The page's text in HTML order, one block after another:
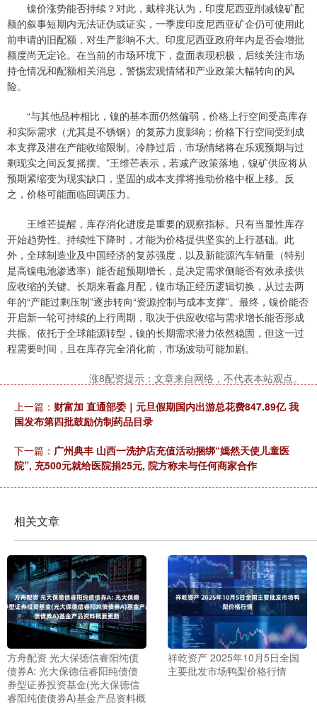
镍价涨势能否持续？对此，戴梓兆认为，印度尼西亚削减镍矿配
额的叙事短期内无法证伪或证实，一季度印度尼西亚矿企仍可使用此
前申请的旧配额，对生产影响不大。印度尼西亚政府年内是否会增批
额度尚无定论。在当前的市场环境下，盘面表现积极，后续关注市场
持仓情况和配额相关消息，警惕宏观情绪和产业政策大幅转向的风
险。
“与其他品种相比，镍的基本面仍然偏弱，价格上行空间受高库存
和实际需求（尤其是不锈钢）的复苏力度影响；价格下行空间受到成
本支撑及潜在产能收缩限制。冷静过后，市场情绪将在乐观预期与过
剩现实之间反复摇摆。”王维芒表示，若减产政策落地，镍矿供应将从
预期紧缩变为现实缺口，坚固的成本支撑将推动价格中枢上移。反
之，价格可能面临回调压力。
王维芒提醒，库存消化进度是重要的观察指标。只有当显性库存
开始趋势性、持续性下降时，才能为价格提供坚实的上行基础。此
外，全球制造业及中国经济的复苏强度，以及新能源汽车销量（特别
是高镍电池渗透率）能否超预期增长，是决定需求侧能否有效承接供
应收缩的关键。长期来看鑫月配，镍市场正经历逻辑切换，从过去两
年的“产能过剩压制”逐步转向“资源控制与成本支撑”。最终，镍价能否
开启新一轮可持续的上行周期，取决于供应收缩与需求增长能否形成
共振。依托于全球能源转型，镍的长期需求潜力依然稳固，但这一过
程需要时间，且在库存完全消化前，市场波动可能加剧。
涨8配资提示：文章来自网络，不代表本站观点。
上一篇： 财富加 直通部委｜元旦假期国内出游总花费847.89亿 我
国发布第四批鼓励仿制药品目录
下一篇： 广州典丰 山西一洗护店充值活动捆绑“嫣然天使儿童医
院”, 充500元就给医院捐25元, 院方称未与任何商家合作
相关文章
方舟配资 光大保德信睿阳纯债
债券A: 光大保德信睿阳纯债债
券型证券投资基金(光大保德信
睿阳纯债债券A)基金产品资料概
祥乾资产 2025年10月5日全国
主要批发市场鸭梨价格行情